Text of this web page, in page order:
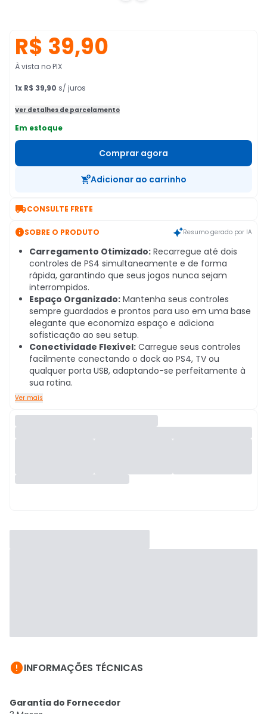
R$ 39,90
À vista no PIX
1x R$ 39,90 s/ juros
Ver detalhes de parcelamento
Em estoque
Comprar agora
Adicionar ao carrinho
CONSULTE FRETE
SOBRE O PRODUTO Resumo gerado por IA
Carregamento Otimizado: Recarregue até dois
controles de PS4 simultaneamente e de forma
rápida, garantindo que seus jogos nunca sejam
interrompidos.
Espaço Organizado: Mantenha seus controles
sempre guardados e prontos para uso em uma base
elegante que economiza espaço e adiciona
sofisticação ao seu setup.
Conectividade Flexível: Carregue seus controles
facilmente conectando o dock ao PS4, TV ou
qualquer porta USB, adaptando-se perfeitamente à
sua rotina.
Ver mais
INFORMAÇÕES TÉCNICAS
Garantia do Fornecedor